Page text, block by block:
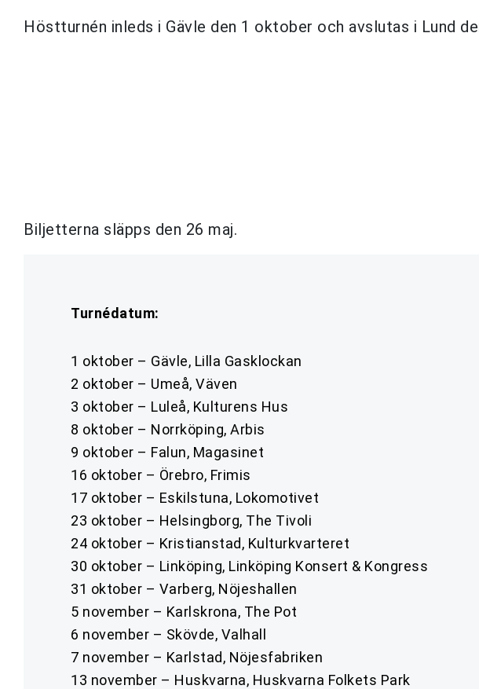
Höstturnén inleds i Gävle den 1 oktober och avslutas i Lund
Biljetterna släpps den 26 maj.
Turnédatum:
1 oktober – Gävle, Lilla Gasklockan
2 oktober – Umeå, Väven
3 oktober – Luleå, Kulturens Hus
8 oktober – Norrköping, Arbis
9 oktober – Falun, Magasinet
16 oktober – Örebro, Frimis
17 oktober – Eskilstuna, Lokomotivet
23 oktober – Helsingborg, The Tivoli
24 oktober – Kristianstad, Kulturkvarteret
30 oktober – Linköping, Linköping Konsert & Kongress
31 oktober – Varberg, Nöjeshallen
5 november – Karlskrona, The Pot
6 november – Skövde, Valhall
7 november – Karlstad, Nöjesfabriken
13 november – Huskvarna, Huskvarna Folkets Park